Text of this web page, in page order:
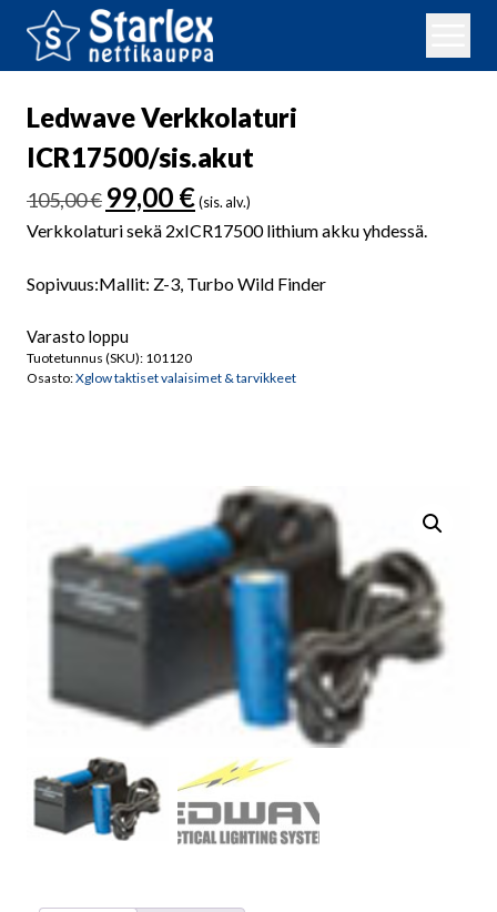
Ledwave Verkkolaturi
ICR17500/sis.akut
105,00€ Alkuperäinen
hinta
oli:
99,00 €Nykyinen
hinta
on:
(sis. alv.)
Verkkolaturi sekä 2xICR17500 lithium akku yhdessä.
Sopivuus:Mallit: Z-3, Turbo Wild Finder
Varasto loppu
Tuotetunnus (SKU): 101120
Osasto:Xglow taktiset valaisimet & tarvikkeet